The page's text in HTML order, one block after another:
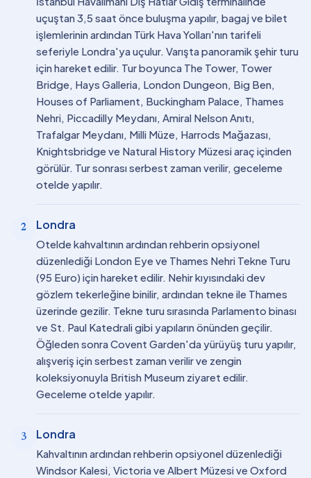
uçuştan 3,5 saat önce buluşma yapılır, bagaj ve bilet
işlemlerinin ardından Türk Hava Yolları'nın tarifeli
seferiyle Londra'ya uçulur. Varışta panoramik şehir turu
için hareket edilir. Tur boyunca The Tower, Tower
Bridge, Hays Galleria, London Dungeon, Big Ben,
Houses of Parliament, Buckingham Palace, Thames
Nehri, Piccadilly Meydanı, Amiral Nelson Anıtı,
Trafalgar Meydanı, Milli Müze, Harrods Mağazası,
Knightsbridge ve Natural History Müzesi araç içinden
görülür. Tur sonrası serbest zaman verilir, geceleme
otelde yapılır.
2 Londra
Otelde kahvaltının ardından rehberin opsiyonel
düzenlediği London Eye ve Thames Nehri Tekne Turu
(95 Euro) için hareket edilir. Nehir kıyısındaki dev
gözlem tekerleğine binilir, ardından tekne ile Thames
üzerinde gezilir. Tekne turu sırasında Parlamento binası
ve St. Paul Katedrali gibi yapıların önünden geçilir.
Öğleden sonra Covent Garden'da yürüyüş turu yapılır,
alışveriş için serbest zaman verilir ve zengin
koleksiyonuyla British Museum ziyaret edilir.
Geceleme otelde yapılır.
3 Londra
Kahvaltının ardından rehberin opsiyonel düzenlediği
Windsor Kalesi, Victoria ve Albert Müzesi ve Oxford